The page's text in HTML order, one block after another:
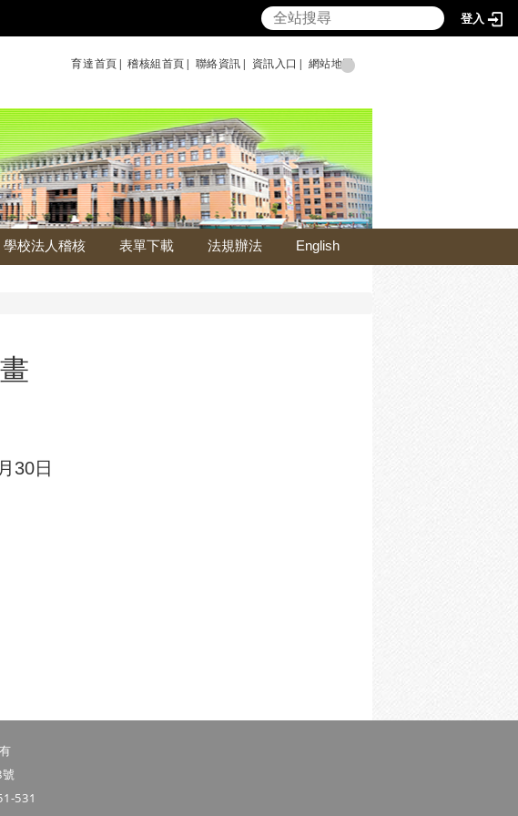
登入
育達首頁| 稽核組首頁| 聯絡資訊| 資訊入口| 網站地圖
學校法人稽核 表單下載 法規辦法 English
月 30日
531